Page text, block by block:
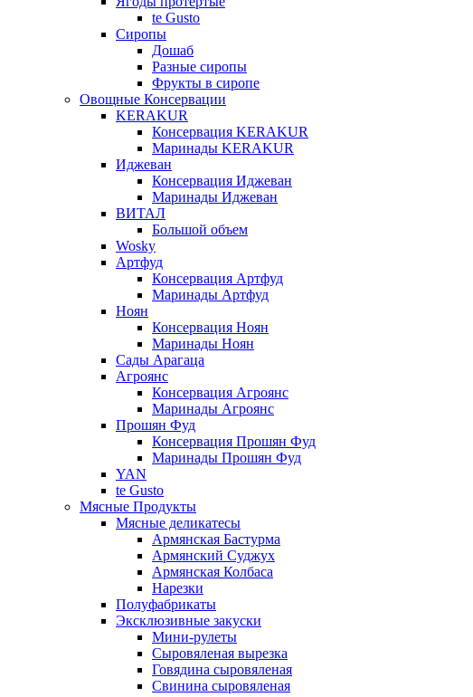
te Gusto
Сиропы
Дошаб
Разные сиропы
Фрукты в сиропе
Овощные Консервации
KERAKUR
Консервация KERAKUR
Маринады KERAKUR
Иджеван
Консервация Иджеван
Маринады Иджеван
ВИТАЛ
Большой объем
Wosky
Артфуд
Консервация Артфуд
Маринады Артфуд
Ноян
Консервация Ноян
Маринады Ноян
Сады Арагаца
Агроянс
Консервация Агроянс
Маринады Агроянс
Прошян Фуд
Консервация Прошян Фуд
Маринады Прошян Фуд
YAN
te Gusto
Мясные Продукты
Мясные деликатесы
Армянская Бастурма
Армянский Суджух
Армянская Колбаса
Нарезки
Полуфабрикаты
Эксклюзивные закуски
Мини-рулеты
Сыровяленая вырезка
Говядина сыровяленая
Свинина сыровяленая